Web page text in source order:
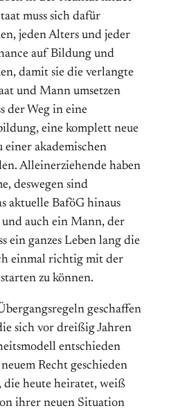
muss sich dafür
jeden Alters und jeder
auf Bildung und
damit sie die verlangte
und Mann umsetzen
der Weg in eine
eine komplett neue
einer akademischen
Alleinerziehende haben
deswegen sind
aktuelle BaföG hinaus
auch ein Mann, der
ein ganzes Leben lang die
einmal richtig mit der
zu können.
geschaffen
sich vor dreißig Jahren
entschieden
Recht geschieden
die heute heiratet, weiß
ihrer neuen Situation